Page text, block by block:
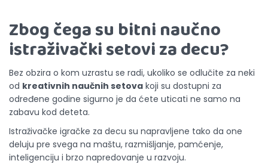
Zbog čega su bitni naučno
istraživački setovi za decu?
Bez obzira o kom uzrastu se radi, ukoliko se odlučite za neki
od kreativnih naučnih setova koji su dostupni za
određene godine sigurno je da ćete uticati ne samo na
zabavu kod deteta.
Istraživačke igračke za decu su napravljene tako da one
deluju pre svega na maštu, razmišljanje, pamćenje,
inteligenciju i brzo napredovanje u razvoju.